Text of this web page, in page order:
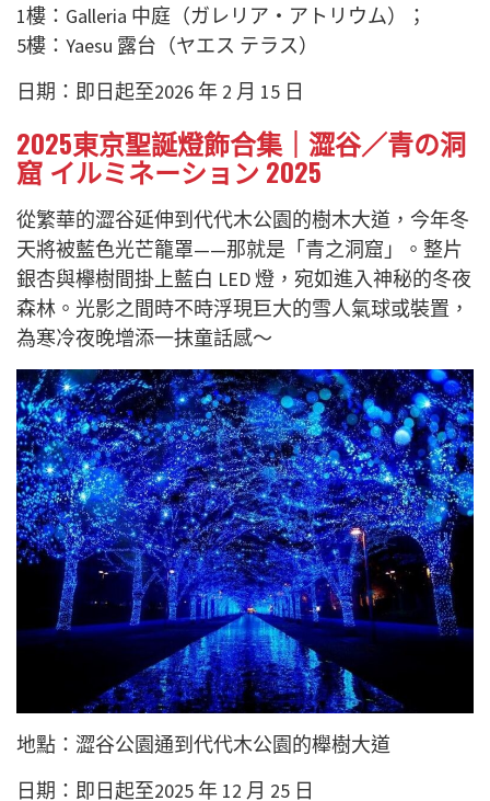
1樓：Galleria 中庭（ガレリア・アトリウム）；
5樓：Yaesu 露台（ヤエス テラス）
日期：即日起至2026 年 2 月 15 日
2025東京聖誕燈飾合集｜澀谷／青の洞
窟 イルミネーション 2025
從繁華的澀谷延伸到代代木公園的樹木大道，今年冬
天將被藍色光芒籠罩——那就是「青之洞窟」。整片
銀杏與欅樹間掛上藍白 LED 燈，宛如進入神秘的冬夜
森林。光影之間時不時浮現巨大的雪人氣球或裝置，
為寒冷夜晚增添一抹童話感～
地點：澀谷公園通到代代木公園的櫸樹大道
日期：即日起至2025 年 12 月 25 日